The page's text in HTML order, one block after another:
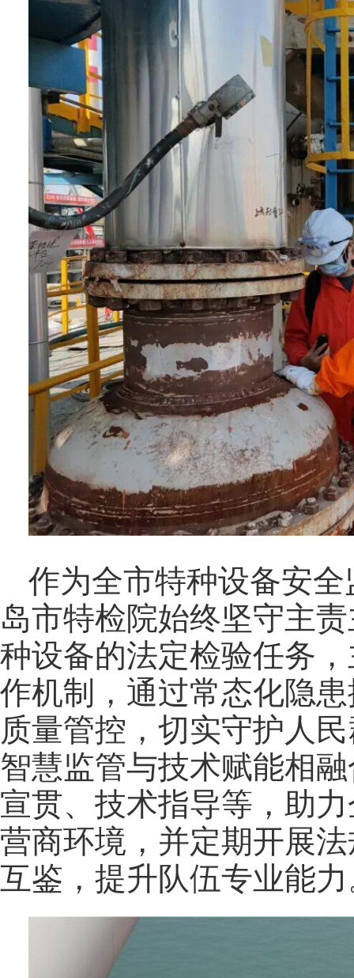
作为全市特种设备安
岛市特检院始终坚守主
种设备的法定检验任务
作机制，通过常态化隐
质量管控，切实守护人
智慧监管与技术赋能相
宣贯、技术指导等，助
营商环境，并定期开展
互鉴，提升队伍专业能